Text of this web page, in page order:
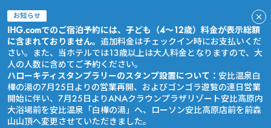
お知らせ
IHG.comでのご宿泊予約には、子ども（4～12歳）料金が表示総額
に含まれておりません。 追加料金はチェックイン時にお支払いくだ
さい。また、当ホテルでは13歳以上は大人料金となりますので、大
人の人数に含めてご予約ください。
ハローキティスタンプラリーのスタンプ設置について： 安比温泉白
樺の湯の7月25日よりの営業再開、およびゴンゴラ遊覧の連日営業
開始に伴い、7月25日よりANAクラウンプラザリゾート安比高原内
大浴場前を安比温泉「白樺の湯」へ、ローソン安比高原店前を前森
山山頂へ変更させていただきました。